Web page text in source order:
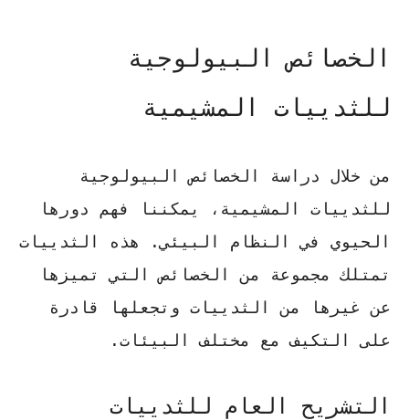
الخصائص البيولوجية
للثدييات المشيمية
من خلال دراسة الخصائص البيولوجية
للثدييات المشيمية، يمكننا فهم دورها
الحيوي في النظام البيئي. هذه الثدييات
تمتلك مجموعة من الخصائص التي تميزها
عن غيرها من الثدييات وتجعلها قادرة
على التكيف مع مختلف البيئات.
التشريح العام للثدييات